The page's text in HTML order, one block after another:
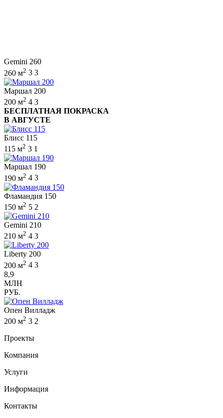
Gemini 260
260 м2 3 3
Маршал 200
200 м2 4 3
БЕСПЛАТНАЯ ПОКРАСКА
В АВГУСТЕ
Блисс 115
115 м2 3 1
Маршал 190
190 м2 4 3
Фламандия 150
150 м2 5 2
Gemini 210
210 м2 4 3
Liberty 200
200 м2 4 3
8,9
МЛН
РУБ.
Опен Вилладж
200 м2 3 2
Проекты
Компания
Услуги
Информация
Контакты